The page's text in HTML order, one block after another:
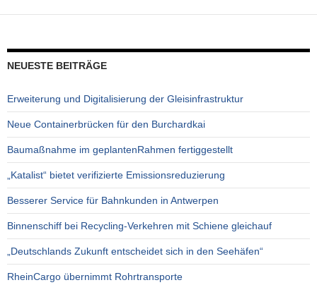
NEUESTE BEITRÄGE
Erweiterung und Digitalisierung der Gleisinfrastruktur
Neue Containerbrücken für den Burchardkai
Baumaßnahme im geplantenRahmen fertiggestellt
„Katalist“ bietet verifizierte Emissionsreduzierung
Besserer Service für Bahnkunden in Antwerpen
Binnenschiff bei Recycling-Verkehren mit Schiene gleichauf
„Deutschlands Zukunft entscheidet sich in den Seehäfen“
RheinCargo übernimmt Rohrtransporte